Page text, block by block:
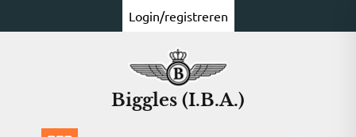
naar
Login/registreren
Biggles (I.B.A.)